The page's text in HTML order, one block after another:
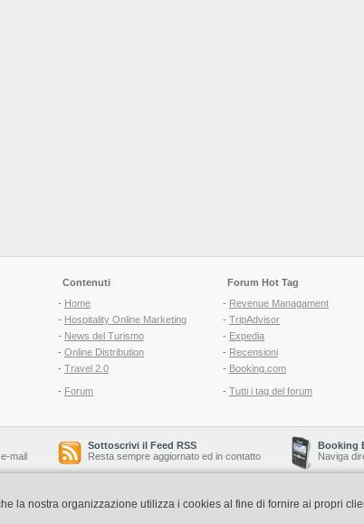
Contenuti
- Home
- Hospitality Online Marketing
- News del Turismo
- Online Distribution
- Travel 2.0
- Forum
Forum Hot Tag
- Revenue Managament
- TripAdvisor
- Expedia
- Recensioni
- Booking.com
- Tutti i tag del forum
mail
Sottoscrivi il Feed RSS
Resta sempre aggiornato ed in contatto
Booking
Naviga
Copyright © 2006-2026 QNT S.r.l.
la nostra organizzazione utilizza i cookies al fine di fornire ai propri